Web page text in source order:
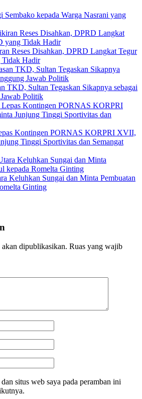
Sembako kepada Warga Nasrani yang
Reses Disahkan, DPRD Langkat Tegur
Tidak Hadir
TKD, Sultan Tegaskan Sikapnya sebagai
Politik
Kontingen PORNAS KORPRI XVII,
Tinggi Sportivitas dan Semangat
Keluhkan Sungai dan Minta Pembuatan
Ginting
dipublikasikan. Ruas yang wajib
situs web saya pada peramban ini